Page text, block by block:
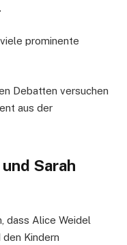
prominente
Debatten versuchen
aus der
Sarah
dass Alice Weidel
Kindern